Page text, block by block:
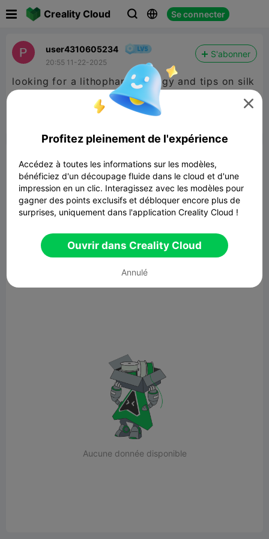
Creality Cloud   Se connecter
user4310605234
20:55 11-22-2025
S'abonner
looking for a lithophane prodigy and tips on silk
Commentaires
Commenter
Tout est chargé.(0)
Aucune donnée disponible

Profitez pleinement de l'expérience
Accédez à toutes les informations sur les modèles,
bénéficiez d'un découpage fluide dans le cloud et d'une
impression en un clic. Interagissez avec les modèles pour
gagner des points exclusifs et débloquer encore plus de
surprises, uniquement dans l'application Creality Cloud !
Ouvrir dans Creality Cloud
Annulé